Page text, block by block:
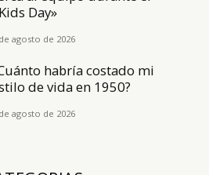
Day»
agosto de 2026
habría costado mi
de vida en 1950?
agosto de 2026